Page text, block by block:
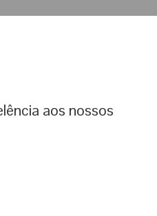
aos nossos